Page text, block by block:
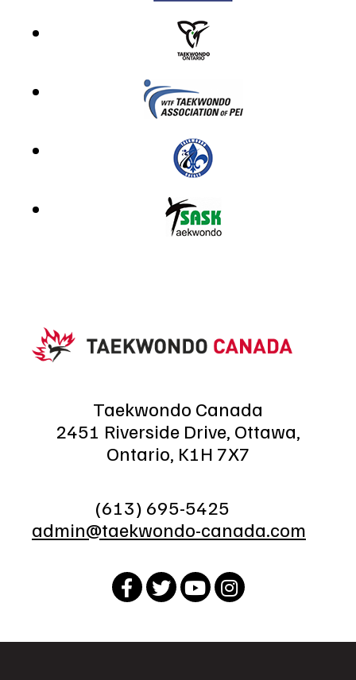
Taekwondo Canada
2451 Riverside Drive, Ottawa,
Ontario, K1H 7X7
(613) 695-5425
admin@taekwondo-canada.com